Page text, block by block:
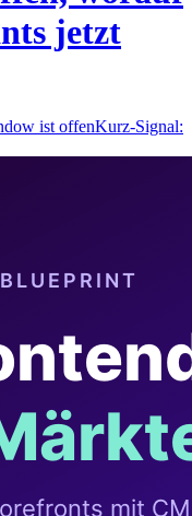
jetzt
ist offenKurz-Signal: